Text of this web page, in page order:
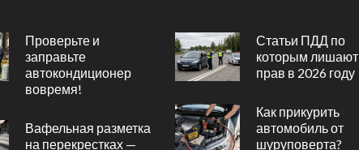
Проверьте и
заправьте
автокондиционер
вовремя!
Вафельная разметка
на перекрестках —
Статьи ПДД по
которым лишают
прав в 2026 году
Как прикурить
автомобиль от
шуруповерта?